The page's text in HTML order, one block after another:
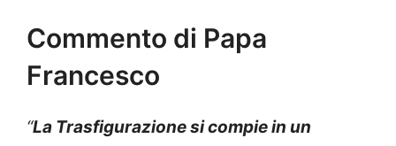
Commento di Papa
Francesco
“La Trasfigurazione si compie in un